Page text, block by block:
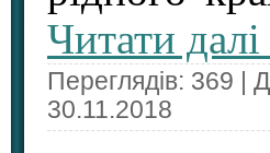
Читати
Переглядів: 369 |
30.11.2018